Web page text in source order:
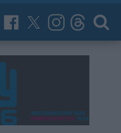
News Now Archív